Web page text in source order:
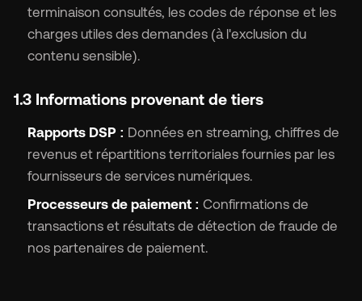
terminaison consultés, les codes de réponse et les
charges utiles des demandes (à l'exclusion du
contenu sensible).
1.3 Informations provenant de tiers
Rapports DSP : Données en streaming, chiffres de
revenus et répartitions territoriales fournies par les
fournisseurs de services numériques.
Processeurs de paiement : Confirmations de
transactions et résultats de détection de fraude de
nos partenaires de paiement.